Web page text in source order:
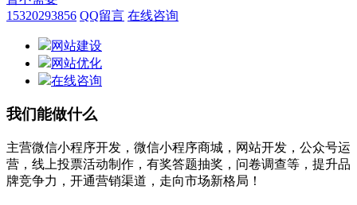
15320293856 QQ留言 在线咨询
网站建设
网站优化
在线咨询
我们能做什么
主营微信小程序开发，微信小程序商城，网站开发，公众号运
营，线上投票活动制作，有奖答题抽奖，问卷调查等，提升品
牌竞争力，开通营销渠道，走向市场新格局！